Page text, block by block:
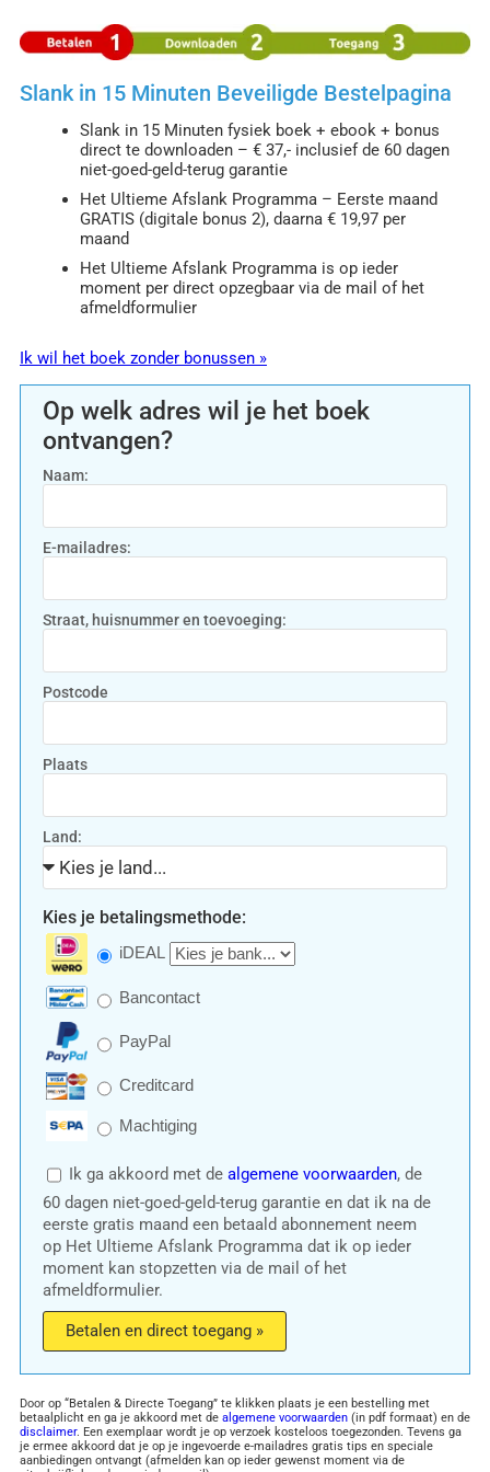
Slank in 15 Minuten Beveiligde Bestelpagina
Slank in 15 Minuten fysiek boek + ebook + bonus
direct te downloaden – € 37,- inclusief de 60 dagen
niet-goed-geld-terug garantie
Het Ultieme Afslank Programma – Eerste maand
GRATIS (digitale bonus 2), daarna € 19,97 per
maand
Het Ultieme Afslank Programma is op ieder
moment per direct opzegbaar via de mail of het
afmeldformulier
Ik wil het boek zonder bonussen »
Op welk adres wil je het boek
ontvangen?
Naam:
E-mailadres:
Straat, huisnummer en toevoeging:
Postcode
Plaats
Land:
Kies je betalingsmethode:
iDEAL
Bancontact
PayPal
Creditcard
Machtiging
Ik ga akkoord met de algemene voorwaarden, de
60 dagen niet-goed-geld-terug garantie en dat ik na de
eerste gratis maand een betaald abonnement neem
op Het Ultieme Afslank Programma dat ik op ieder
moment kan stopzetten via de mail of het
afmeldformulier.
Betalen en direct toegang »
Door op “Betalen & Directe Toegang” te klikken plaats je een bestelling met
betaalplicht en ga je akkoord met de algemene voorwaarden (in pdf formaat) en de
disclaimer. Een exemplaar wordt je op verzoek kosteloos toegezonden. Tevens ga
je ermee akkoord dat je op je ingevoerde e-mailadres gratis tips en speciale
aanbiedingen ontvangt (afmelden kan op ieder gewenst moment via de